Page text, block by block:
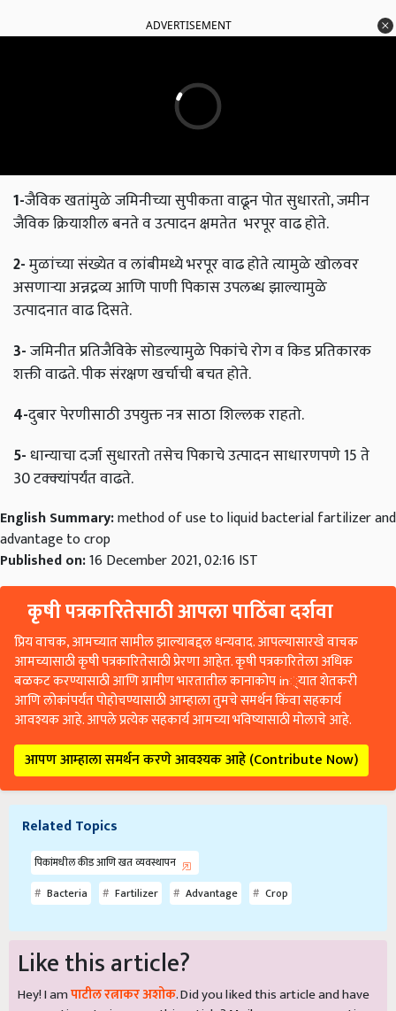
ADVERTISEMENT
1-जैविक खतांमुळे जमिनीच्या सुपीकता वाढून पोत सुधारतो, जमीन
जैविक क्रियाशील बनते व उत्पादन क्षमतेत भरपूर वाढ होते.
2-मुळांच्या संख्येत व लांबीमध्ये भरपूर वाढ होते त्यामुळे खोलवर
असणार्‍या अन्नद्रव्य आणि पाणी पिकास उपलब्ध झाल्यामुळे
उत्पादनात वाढ दिसते.
3-जमिनीत प्रतिजैविके सोडल्यामुळे पिकांचे रोग व किड प्रतिकारक
शक्ती वाढते. पीक संरक्षण खर्चाची बचत होते.
4-दुबार पेरणीसाठी उपयुक्त नत्र साठा शिल्लक राहतो.
5-धान्याचा दर्जा सुधारतो तसेच पिकाचे उत्पादन साधारणपणे 15 ते
30 टक्‍क्‍यांपर्यंत वाढते.
English Summary:method of use to liquid bacterial fartilizer and
advantage to crop
Published on:16 December 2021, 02:16 IST
कृषी पत्रकारितेसाठी आपला पाठिंबा दर्शवा
प्रिय वाचक, आमच्यात सामील झाल्याबद्दल धन्यवाद. आपल्यासारखे वाचक
आमच्यासाठी कृषी पत्रकारितेसाठी प्रेरणा आहेत. कृषी पत्रकारितेला अधिक
बळकट करण्यासाठी आणि ग्रामीण भारतातील कानाकोप in्यात शेतकरी
आणि लोकांपर्यंत पोहोचण्यासाठी आम्हाला तुमचे समर्थन किंवा सहकार्य
आवश्यक आहे. आपले प्रत्येक सहकार्य आमच्या भविष्यासाठी मोलाचे आहे.
आपण आम्हाला समर्थन करणे आवश्यक आहे (Contribute Now)
Related Topics
पिकांमधील कीड आणि खत व्यवस्थापन
Bacteria
Fartilizer Advantage Crop
Like this article?
Hey! I amपाटील रत्नाकर अशोक. Did you liked this article and have